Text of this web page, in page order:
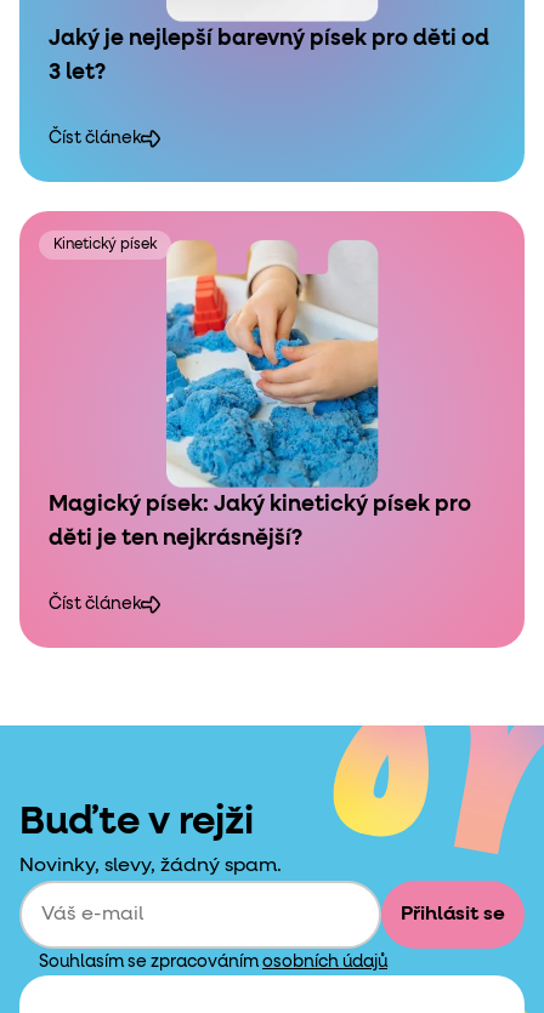
Jaký je nejlepší barevný písek pro děti od
3 let?
Číst článek
Kinetický písek
Magický písek: Jaký kinetický písek pro
děti je ten nejkrásnější?
Číst článek
Buďte v rejži
Novinky, slevy, žádný spam.
Přihlásit se
Souhlasím se zpracováním osobních údajů